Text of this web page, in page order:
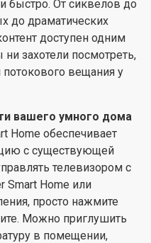
включается вместе с
уровню в играх.
мышление
тонкая рамка,
— это европейский
чтобы наполнить
спит. Пульт
из
– из картона с
тщательно
бумаге.
быстро. От сиквелов до
до драматических
доступен одним
захотели посмотреть,
вещания у
вашего умного дома
Home обеспечивает
с существующей
телевизором с
Home или
просто нажмите
Можно приглушить
в помещении,